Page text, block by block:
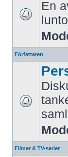
En
Författaren
Filmer & TV-serier